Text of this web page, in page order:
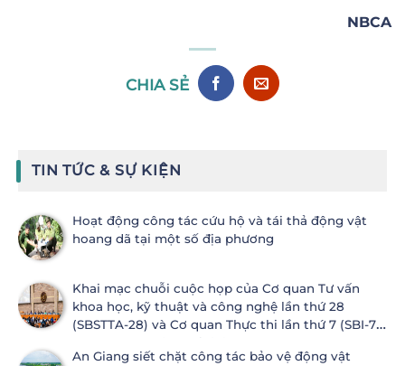
NBCA
CHIA SẺ
TIN TỨC & SỰ KIỆN
Hoạt động công tác cứu hộ và tái thả động vật
hoang dã tại một số địa phương
Khai mạc chuỗi cuộc họp của Cơ quan Tư vấn
khoa học, kỹ thuật và công nghệ lần thứ 28
(SBSTTA-28) và Cơ quan Thực thi lần thứ 7 (SBI-7)
An Giang siết chặt công tác bảo vệ động vật